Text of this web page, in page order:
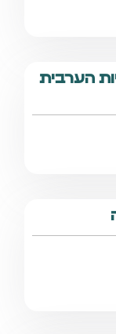
הערבית